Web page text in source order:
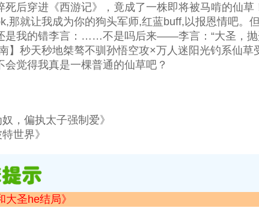
穿进《西游记》，竟成了一株即将被马啃的仙
那就让我成为你的狗头军师,红蓝buff,以报恩情吧
是我的错李言：……不是吗后来——李言：“大圣，抛
】秒天秒地桀骜不驯孙悟空攻×万人迷阳光钓系仙
会觉得我真是一棵普通的仙草吧？
，偏执太子强制爱》
世界》
大圣he结局》